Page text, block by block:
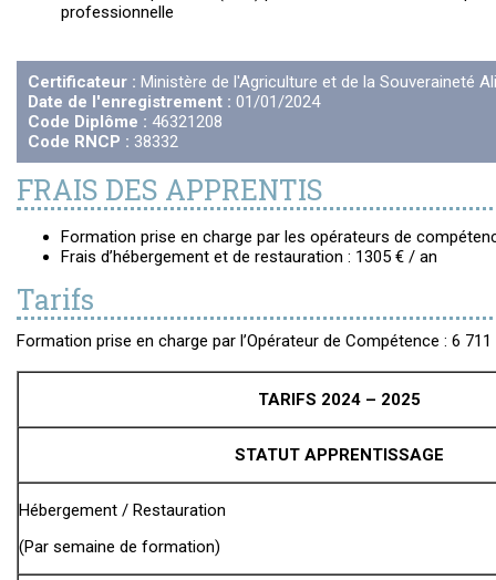
professionnelle
Certificateur : Ministère de l'Agriculture et de la Souveraineté
Date de l'enregistrement : 01/01/2024
Code Diplôme : 46321208
Code RNCP : 38332
FRAIS DES APPRENTIS
Formation prise en charge par les opérateurs de
Frais d’hébergement et de restauration : 1305 € / an
Tarifs
Formation prise en charge par l’Opérateur de Compétence : 6 711
TARIFS 2024 – 2025
STATUT APPRENTISSAGE
Hébergement / Restauration
(Par semaine de formation)